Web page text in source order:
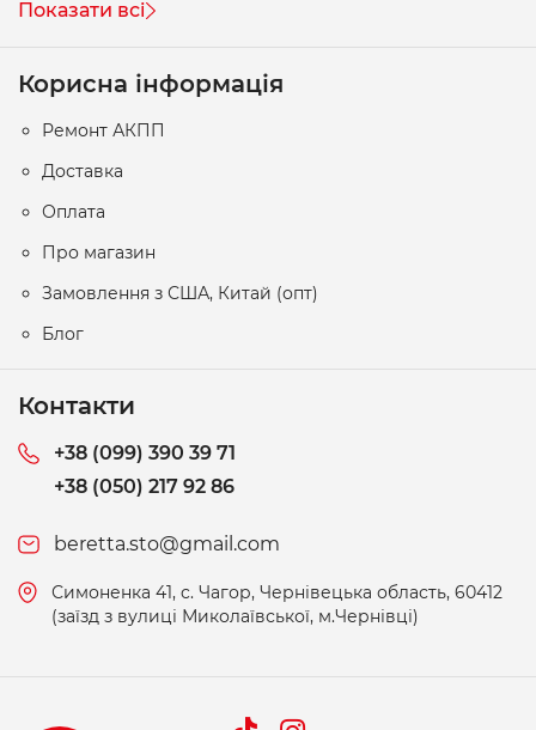
Показати всі
Корисна інформація
Ремонт АКПП
Доставка
Оплата
Про магазин
Замовлення з США, Китай (опт)
Блог
Контакти
+38 (099) 390 39 71
+38 (050) 217 92 86
beretta.sto@gmail.com
Симоненка 41, c. Чагор, Чернівецька область, 60412
(заїзд з вулиці Миколаївської, м.Чернівці)